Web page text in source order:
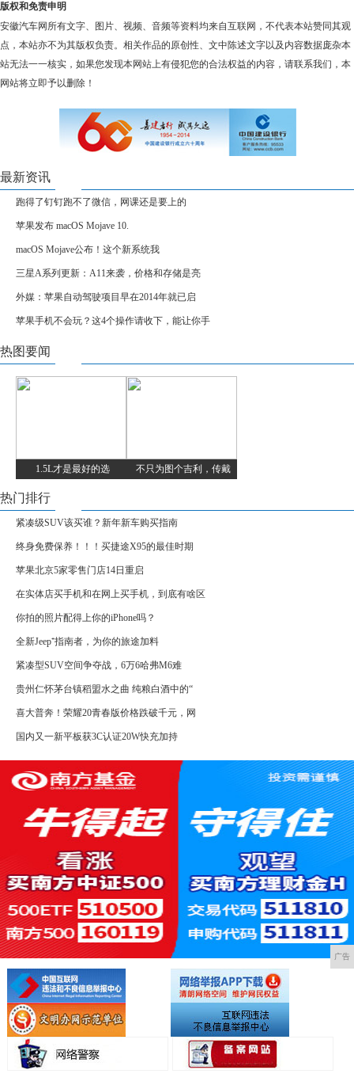
版权和免责申明
安徽汽车网所有文字、图片、视频、音频等资料均来自互联网，不代表本站赞同其观
点，本站亦不为其版权负责。相关作品的原创性、文中陈述文字以及内容数据庞杂本
站无法一一核实，如果您发现本网站上有侵犯您的合法权益的内容，请联系我们，本
网站将立即予以删除！
最新资讯
跑得了钉钉跑不了微信，网课还是要上的
苹果发布 macOS Mojave 10.
macOS Mojave公布！这个新系统我
三星A系列更新：A11来袭，价格和存储是亮
外媒：苹果自动驾驶项目早在2014年就已启
苹果手机不会玩？这4个操作请收下，能让你手
热图要闻
1.5L才是最好的选 不只为图个吉利，传戴
热门排行
紧凑级SUV该买谁？新年新车购买指南
终身免费保养！！！买捷途X95的最佳时期
苹果北京5家零售门店14日重启
在实体店买手机和在网上买手机，到底有啥区
你拍的照片配得上你的iPhone吗？
全新Jeep⁺指南者，为你的旅途加料
紧凑型SUV空间争夺战，6万6哈弗M6难
贵州仁怀茅台镇稻盟水之曲 纯粮白酒中的“
喜大普奔！荣耀20青春版价格跌破千元，网
国内又一新平板获3C认证20W快充加持
广告